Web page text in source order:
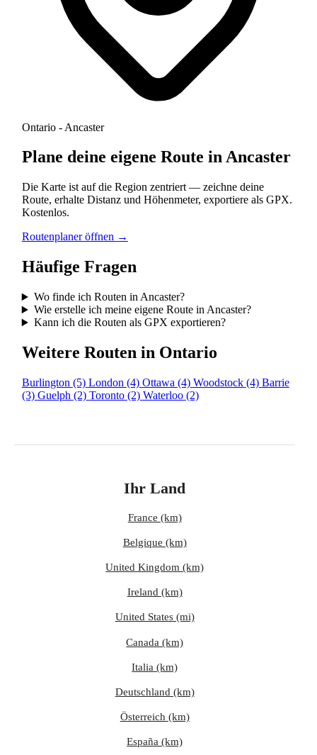
Ontario - Ancaster
Plane deine eigene Route in Ancaster
Die Karte ist auf die Region zentriert — zeichne deine
Route, erhalte Distanz und Höhenmeter, exportiere als GPX.
Kostenlos.
Routenplaner öffnen →
Häufige Fragen
Wo finde ich Routen in Ancaster?
Wie erstelle ich meine eigene Route in Ancaster?
Kann ich die Routen als GPX exportieren?
Weitere Routen in Ontario
Burlington (5) London (4) Ottawa (4) Woodstock (4) Barrie
(3) Guelph (2) Toronto (2) Waterloo (2)
Ihr Land
France (km)
Belgique (km)
United Kingdom (km)
Ireland (km)
United States (mi)
Canada (km)
Italia (km)
Deutschland (km)
Österreich (km)
España (km)